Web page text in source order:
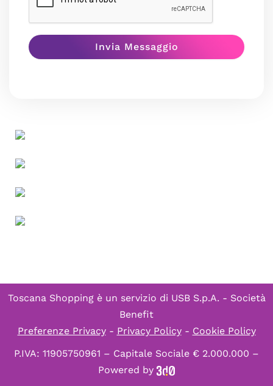
Toscana Shopping è un servizio di USB S.p.A. - Società
Benefit
Preferenze Privacy- Privacy Policy- Cookie Policy
P.IVA: 11905750961 – Capitale Sociale € 2.000.000 –
Powered by